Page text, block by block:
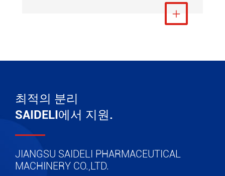
더 보기

최적의 분리
SAIDELI에서 지원.
JIANGSU SAIDELI PHARMACEUTICAL
MACHINERY CO.,LTD.